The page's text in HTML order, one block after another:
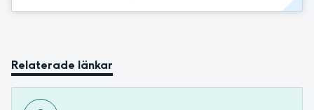
Relaterade länkar